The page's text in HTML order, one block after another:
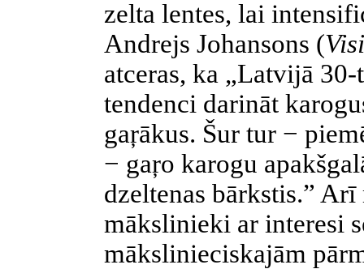
zelta lentes, lai
Andrejs Johansons (
atceras, ka „Latvijā
tendenci darināt
gaŗākus. Šur tur −
− gaŗo karogu
dzeltenas bārkstis.”
mākslinieki ar interesi
mākslinieciskajām